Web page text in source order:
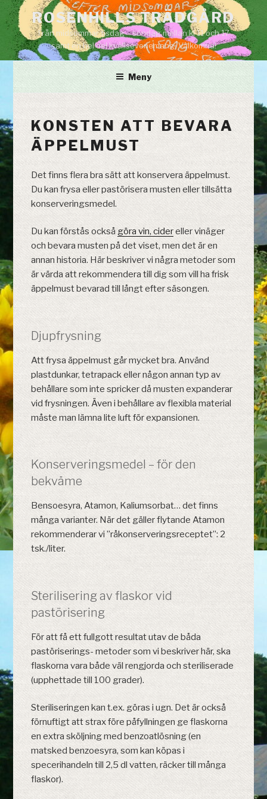
Hoppa
till
innehåll
ROSENHILLS TRÄDGÅRD
Från midsommar tisdag – söndag mellan kl 11 och 17
samt en hel del kvällsevenemang. Välkomna!
Meny
KONSTEN ATT BEVARA
ÄPPELMUST
Det finns flera bra sätt att konservera äppelmust.
Du kan frysa eller pastörisera musten eller tillsätta
konserveringsmedel.
Du kan förstås ocksågöra vin, cidereller vinäger
och bevara musten på det viset, men det är en
annan historia. Här beskriver vi några metoder som
är värda att rekommendera till dig som vill ha frisk
äppelmust bevarad till långt efter säsongen.
Djupfrysning
Att frysa äppelmust går mycket bra. Använd
plastdunkar, tetrapack eller någon annan typ av
behållare som inte spricker då musten expanderar
vid frysningen. Även i behållare av flexibla material
måste man lämna lite luft för expansionen.
Konserveringsmedel – för den
bekväme
Bensoesyra, Atamon, Kaliumsorbat… det finns
många varianter. När det gäller flytande Atamon
rekommenderar vi ”råkonserveringsreceptet”: 2
tsk./liter.
Sterilisering av flaskor vid
pastörisering
För att få ett fullgott resultat utav de båda
pastöriserings- metoder som vi beskriver här, ska
flaskorna vara både väl rengjorda och steriliserade
(upphettade till 100 grader).
Steriliseringen kan t.ex. göras i ugn. Det är också
förnuftigt att strax före påfyllningen ge flaskorna
en extra sköljning med benzoatlösning (en
matsked benzoesyra, som kan köpas i
specerihandeln till 2,5 dl vatten, räcker till många
flaskor).